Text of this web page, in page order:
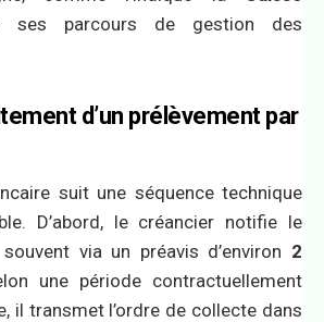
ses parcours de gestion des
d’un prélèvement par
suit une séquence technique
D’abord, le créancier notifie le
via un préavis d’environ 2
une période contractuellement
il transmet l’ordre de collecte dans